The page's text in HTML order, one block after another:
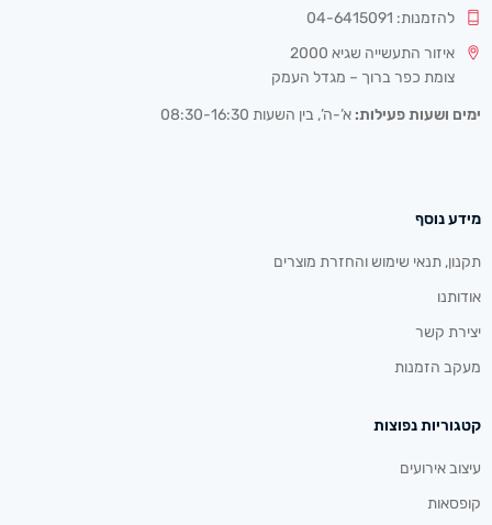
להזמנות: 04-6415091
איזור התעשייה שגיא 2000
צומת כפר ברוך – מגדל העמק
ימים ושעות פעילות: א’-ה’, בין השעות 08:30-16:30
מידע נוסף
תקנון, תנאי שימוש והחזרת מוצרים
אודותנו
יצירת קשר
מעקב הזמנות
קטגוריות נפוצות
עיצוב אירועים
קופסאות